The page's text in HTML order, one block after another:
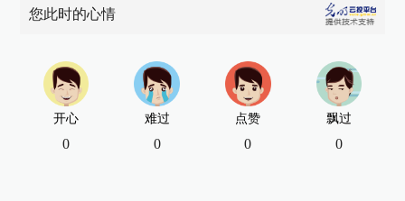
您此时的心情
开心
0
难过
0
点赞
0
飘过
0